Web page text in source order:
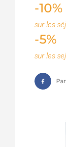
-
sur les
-5%
sur les